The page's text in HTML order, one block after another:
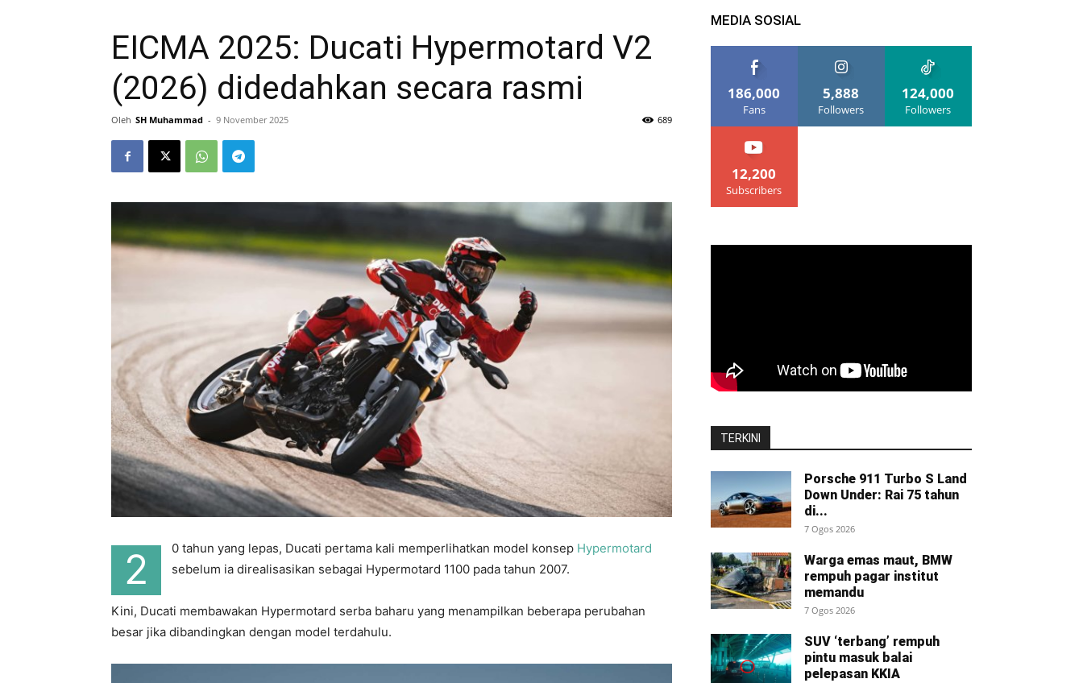
EICMA 2025: Ducati Hypermotard V2
(2026) didedahkan secara rasmi
Oleh SH Muhammad - 9 November 2025 689
2 0 tahun yang lepas, Ducati pertama kali memperlihatkan model konsep Hypermotard
sebelum ia direalisasikan sebagai Hypermotard 1100 pada tahun 2007.
Kini, Ducati membawakan Hypermotard serba baharu yang menampilkan beberapa perubahan
besar jika dibandingkan dengan model terdahulu.
MEDIA SOSIAL
186,000
Fans
5,888
Followers
124,000
Followers
12,200
Subscribers
TERKINI
Porsche 911 Turbo S Land
Down Under: Rai 75 tahun
di...
7 Ogos 2026
Warga emas maut, BMW
rempuh pagar institut
memandu
7 Ogos 2026
SUV ‘terbang’ rempuh
pintu masuk balai
pelepasan KKIA